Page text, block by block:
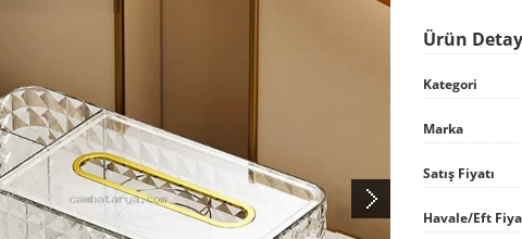
Ürün
Kategori
Marka
Satış Fiyatı
Havale/Eft